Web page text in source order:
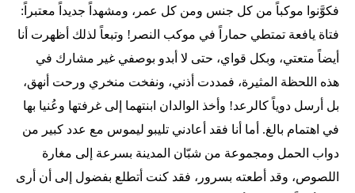
فكوَّنوا موكباً من كل جنس ومن كل عمر، ومشهداً جديداً معتبراً:
فتاة يافعة تمتطي حماراً في موكب النصر! وتبعاً لذلك أظهرت أنا
أيضاً متعتي، وبكل قواي، حتى لا أبدو بوصفي غير مشارك في
هذه اللحظة المثيرة، فمددت أذني، ونفخت منخري ورحت أنهق،
بل أرسل دوياً كالرعد! وأخذ الوالدان ابنتهما إلى غرفتها وعُنيا بها
في اهتمام بالغ. أما أنا فقد أعادني تليبو ليموس مع عدد كبير من
دواب الحمل ومجموعة من شبّان المدينة بسرعة إلى مغارة
اللصوص، وقد أطعته بسرور، فقد كنت أتطلع بفضول إلى أن أرى